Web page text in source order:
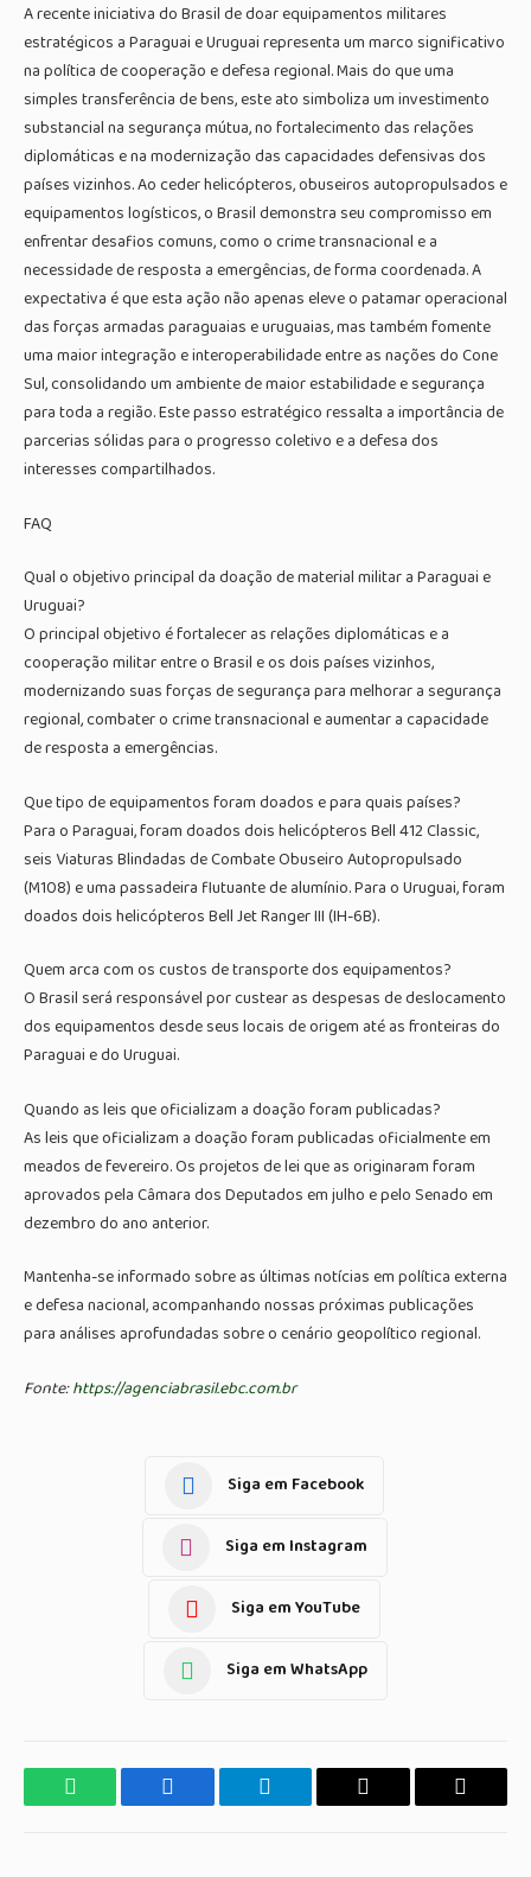
A recente iniciativa do Brasil de doar equipamentos militares
estratégicos a Paraguai e Uruguai representa um marco significativo
na política de cooperação e defesa regional. Mais do que uma
simples transferência de bens, este ato simboliza um investimento
substancial na segurança mútua, no fortalecimento das relações
diplomáticas e na modernização das capacidades defensivas dos
países vizinhos. Ao ceder helicópteros, obuseiros autopropulsados e
equipamentos logísticos, o Brasil demonstra seu compromisso em
enfrentar desafios comuns, como o crime transnacional e a
necessidade de resposta a emergências, de forma coordenada. A
expectativa é que esta ação não apenas eleve o patamar operacional
das forças armadas paraguaias e uruguaias, mas também fomente
uma maior integração e interoperabilidade entre as nações do Cone
Sul, consolidando um ambiente de maior estabilidade e segurança
para toda a região. Este passo estratégico ressalta a importância de
parcerias sólidas para o progresso coletivo e a defesa dos
interesses compartilhados.
FAQ
Qual o objetivo principal da doação de material militar a Paraguai e
Uruguai?
O principal objetivo é fortalecer as relações diplomáticas e a
cooperação militar entre o Brasil e os dois países vizinhos,
modernizando suas forças de segurança para melhorar a segurança
regional, combater o crime transnacional e aumentar a capacidade
de resposta a emergências.
Que tipo de equipamentos foram doados e para quais países?
Para o Paraguai, foram doados dois helicópteros Bell 412 Classic,
seis Viaturas Blindadas de Combate Obuseiro Autopropulsado
(M108) e uma passadeira flutuante de alumínio. Para o Uruguai, foram
doados dois helicópteros Bell Jet Ranger III (IH-6B).
Quem arca com os custos de transporte dos equipamentos?
O Brasil será responsável por custear as despesas de deslocamento
dos equipamentos desde seus locais de origem até as fronteiras do
Paraguai e do Uruguai.
Quando as leis que oficializam a doação foram publicadas?
As leis que oficializam a doação foram publicadas oficialmente em
meados de fevereiro. Os projetos de lei que as originaram foram
aprovados pela Câmara dos Deputados em julho e pelo Senado em
dezembro do ano anterior.
Mantenha-se informado sobre as últimas notícias em política externa
e defesa nacional, acompanhando nossas próximas publicações
para análises aprofundadas sobre o cenário geopolítico regional.
Fonte:https://agenciabrasil.ebc.com.br
Siga em Facebook
Siga em Instagram
Siga em YouTube
Siga em WhatsApp
WhatsApp Facebook Telegrama Copiar
E-